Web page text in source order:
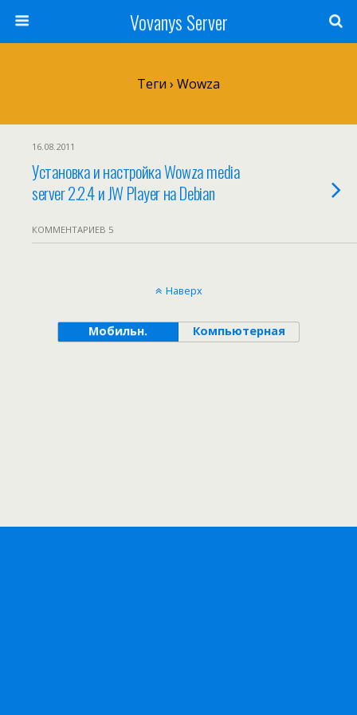
Vovanys Server
Теги › Wowza
16.08.2011
Установка и настройка Wowza media
server 2.2.4 и JW Player на Debian
КОММЕНТАРИЕВ 5
Наверх
Мобильн. Компьютерная